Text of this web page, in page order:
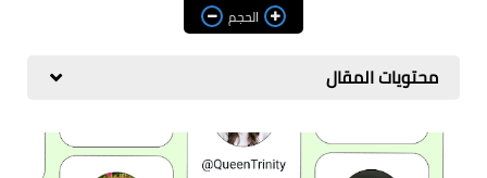
الربح من الانترنت
الحجم
محتويات المقال